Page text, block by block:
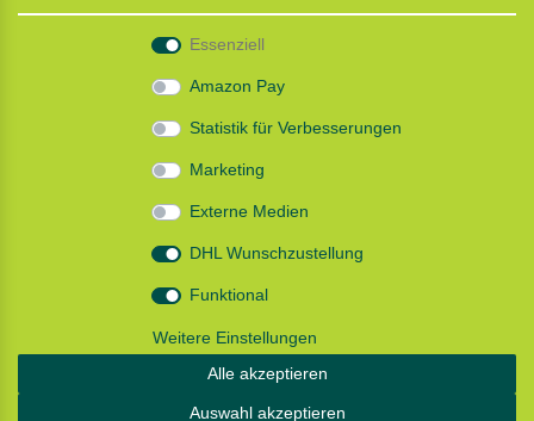
Laufen mit Lauflust
Batterieentsorgung
Daten­schutz­erklärung
AGB
Essenziell
Amazon Pay
Statistik für Verbesserungen
Marketing
Externe Medien
DHL Wunschzustellung
Funktional
Weitere Einstellungen
Alle akzeptieren
Auswahl akzeptieren